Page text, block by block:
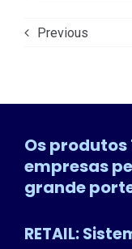
Previous
Os
empresas
grande
RETAIL: